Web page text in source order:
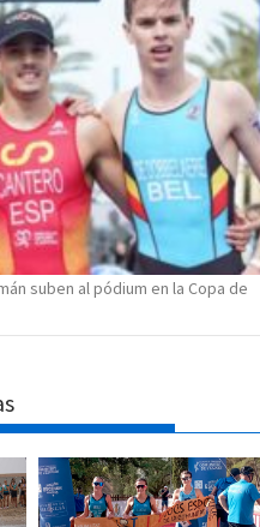
suben al pódium en la Copa de